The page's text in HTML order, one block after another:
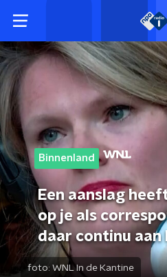
Binnenland
Een aanslag
op je als
daar continu aan
foto: WNL In de Kantine